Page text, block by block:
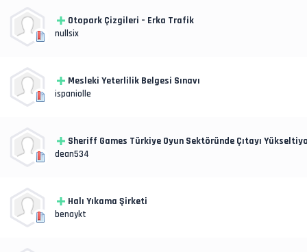
Otopark Çizgileri – Erka Trafik
nullsix
Mesleki Yeterlilik Belgesi Sınavı
ispaniolle
Sheriff Games Türkiye Oyun Sektöründe Çıtayı
dean534
Halı Yıkama Şirketi
benaykt